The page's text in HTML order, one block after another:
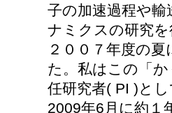
子の加速過程や
ナミクスの研究を
２００７年度の
た。私はこの「
任研究者( PI )と
2009年6月に約１